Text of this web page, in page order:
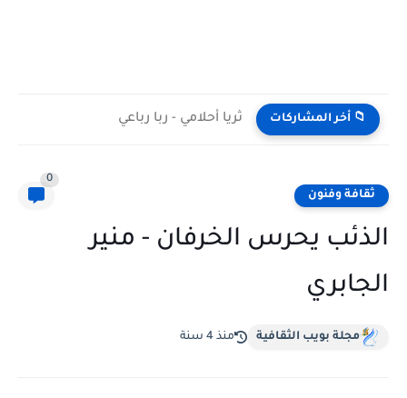
📁 أخر المشاركات ثريا أحلامي - ربا رباعي
ثقافة وفنون
0
الذئب يحرس الخرفان - منير
الجابري
مجلة بويب الثقافية منذ 4 سنة